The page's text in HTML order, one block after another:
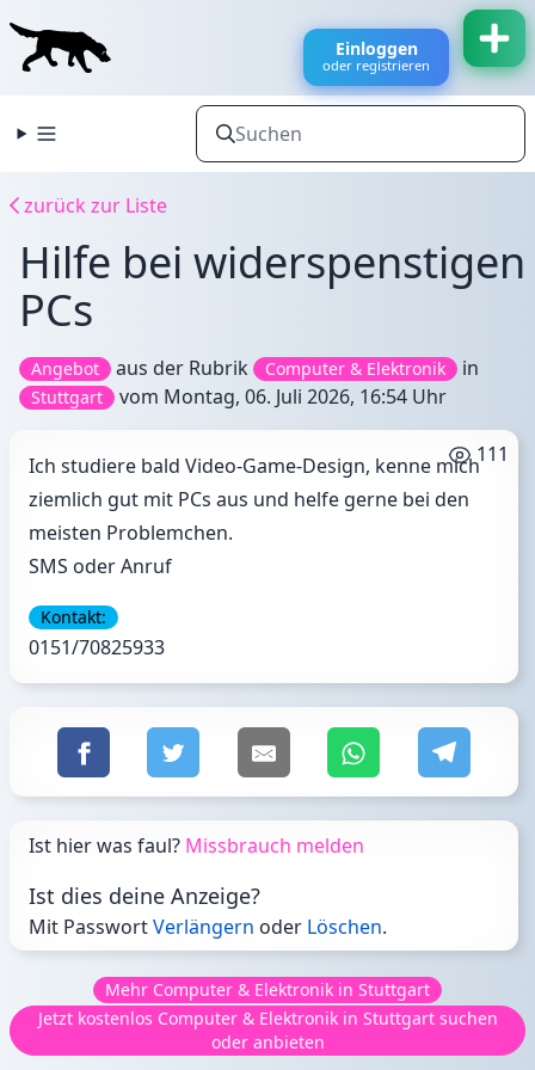
Einloggen
oder registrieren
zurück zur Liste
Hilfe bei widerspenstigen
PCs
Angebot aus der Rubrik Computer & Elektronik in
Stuttgart vom Montag, 06. Juli 2026, 16:54 Uhr
111
Ich studiere bald Video-Game-Design, kenne mich
ziemlich gut mit PCs aus und helfe gerne bei den
meisten Problemchen.
SMS oder Anruf
Kontakt:
0151/70825933
Ist hier was faul? Missbrauch melden
Ist dies deine Anzeige?
Mit PasswortVerlängern oder Löschen.
Mehr Computer & Elektronik in Stuttgart
Jetzt kostenlos Computer & Elektronik in Stuttgart suchen
oder anbieten